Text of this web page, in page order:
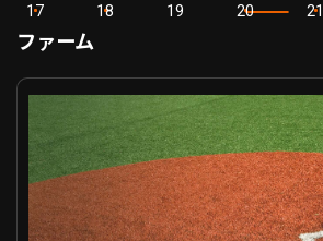
日程･結果
順位表･成績
1軍公式戦
ファーム東地区
ファーム中地区
選手名鑑
選手名鑑トップ
北海道日本ハムファイターズ
東北楽天ゴールデンイーグルス
ニュース
17 18 19 20 21
ファーム
フェニックス・リーグ 埼玉西武 VS 阪神